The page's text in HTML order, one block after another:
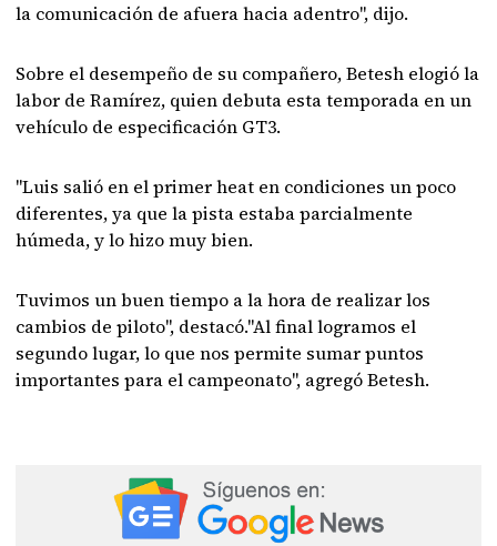
la comunicación de afuera hacia adentro", dijo.
Sobre el desempeño de su compañero, Betesh elogió la
labor de Ramírez, quien debuta esta temporada en un
vehículo de especificación GT3.
"Luis salió en el primer heat en condiciones un poco
diferentes, ya que la pista estaba parcialmente
húmeda, y lo hizo muy bien.
Tuvimos un buen tiempo a la hora de realizar los
cambios de piloto", destacó."Al final logramos el
segundo lugar, lo que nos permite sumar puntos
importantes para el campeonato", agregó Betesh.